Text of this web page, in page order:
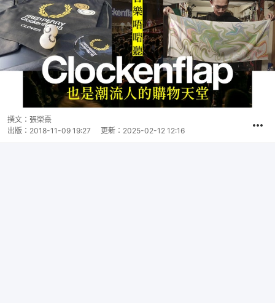
撰文： 張榮熹
出版： 2018-11-09 19:27 更新： 2025-02-12 12:16